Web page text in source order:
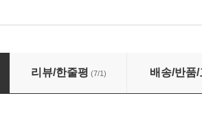
리뷰/한줄평 (7/1) 배송/반품/